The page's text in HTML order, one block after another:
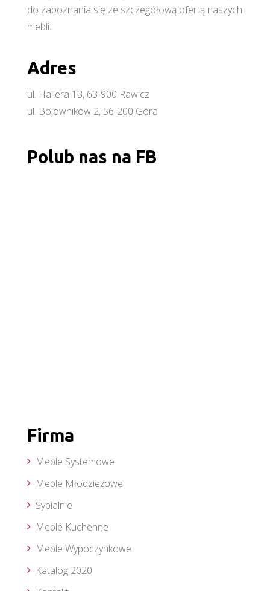
do zapoznania się ze szczegółową ofertą naszych
mebli.
Adres
ul. Hallera 13, 63-900 Rawicz
ul. Bojowników 2, 56-200 Góra
Polub nas na FB
Firma
Meble Systemowe
Meble Młodzieżowe
Sypialnie
Meble Kuchenne
Meble Wypoczynkowe
Katalog 2020